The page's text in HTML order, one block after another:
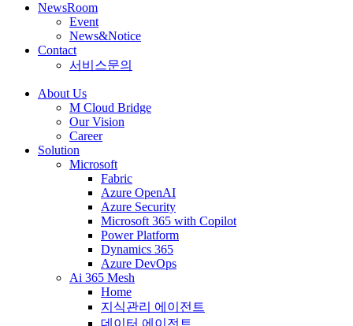
NewsRoom
Event
News&Notice
Contact
서비스문의
About Us
M Cloud Bridge
Our Vision
Career
Solution
Microsoft
Fabric
Azure OpenAI
Azure Security
Microsoft 365 with Copilot
Power Platform
Dynamics 365
Azure DevOps
Ai 365 Mesh
Home
지식관리 에이전트
데이터 에이전트